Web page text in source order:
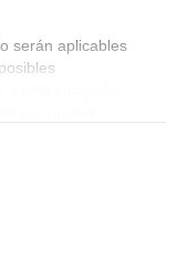
serán aplicables